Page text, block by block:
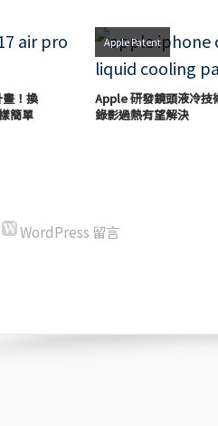
！換
簡單
Apple Patent
Apple 研發鏡頭液冷
錄影過熱有望解決
WordPress 留言